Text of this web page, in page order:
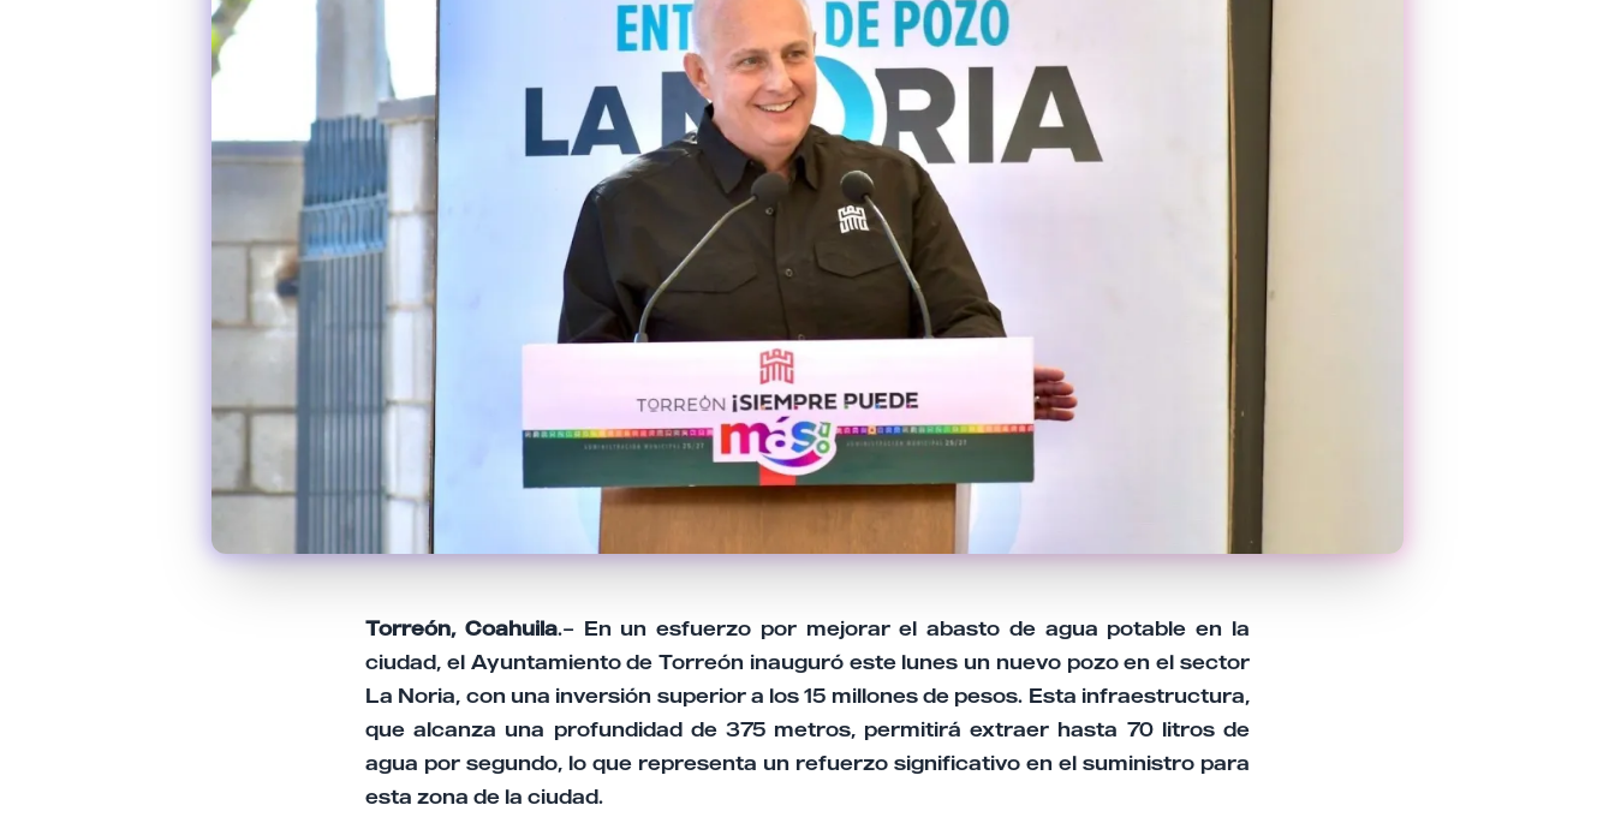
Torreón, Coahuila.– En un esfuerzo por mejorar el abasto de agua potable en la
ciudad, el Ayuntamiento de Torreón inauguró este lunes un nuevo pozo en el sector
La Noria, con una inversión superior a los 15 millones de pesos. Esta infraestructura,
que alcanza una profundidad de 375 metros, permitirá extraer hasta 70 litros de
agua por segundo, lo que representa un refuerzo significativo en el suministro para
esta zona de la ciudad.